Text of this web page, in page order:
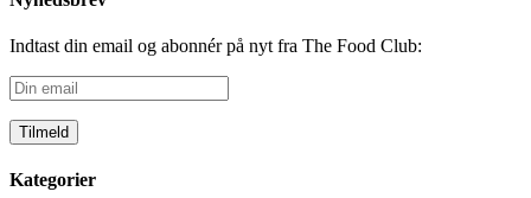
Indtast din email og abonnér på nyt fra The Food Club:
Din
email
Kategorier